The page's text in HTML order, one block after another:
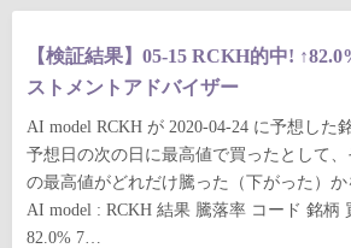
【検証結果】05-15 RCKH的中!
ストメントアドバイザー
AI model RCKH が 2020-04-24 に予想した
予想日の次の日に最高値で買ったとして
の最高値がどれだけ騰った（下がった）
AI model : RCKH 結果 騰落率 コード 銘
82.0% 7…